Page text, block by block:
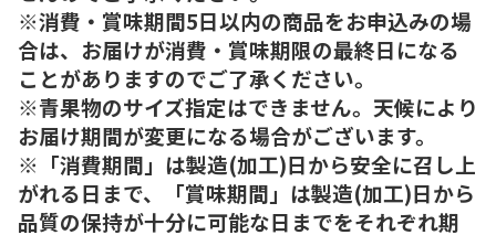
※消費・賞味期間5日以内の商品をお申込みの場
合は、お届けが消費・賞味期限の最終日になる
ことがありますのでご了承ください。
※青果物のサイズ指定はできません。天候により
お届け期間が変更になる場合がございます。
※「消費期間」は製造(加工)日から安全に召し上
がれる日まで、「賞味期間」は製造(加工)日から
品質の保持が十分に可能な日までをそれぞれ期